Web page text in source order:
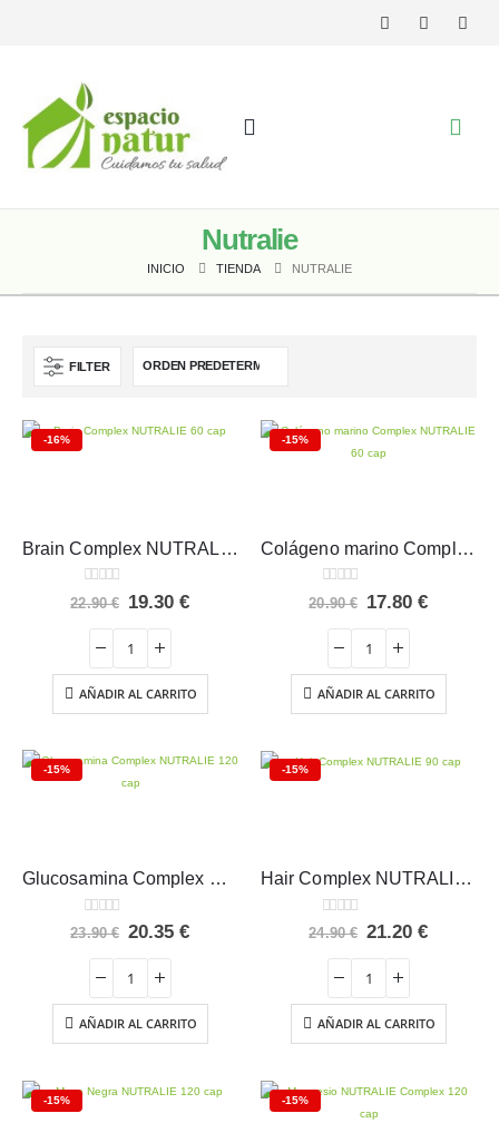
Nutralie
INICIO TIENDA NUTRALIE
FILTER
-16%
Brain Complex NUTRALIE 60 cap
0 out of 5
22.90€ El
original
era:
22.90 €.
19.30€El
19.30 €.
AÑADIR AL CARRITO
-15%
Colágeno marino Complex NUTRALIE 60 cap
0 out of 5
20.90€ El
original
era:
20.90 €.
17.80€El
17.80 €.
AÑADIR AL CARRITO
-15%
Glucosamina Complex NUTRALIE 120 cap
0 out of 5
23.90€ El
original
era:
23.90 €.
20.35€El
20.35 €.
AÑADIR AL CARRITO
-15%
Hair Complex NUTRALIE 90 cap
0 out of 5
24.90€ El
original
era:
24.90 €.
21.20€El
21.20 €.
AÑADIR AL CARRITO
-15% -15%